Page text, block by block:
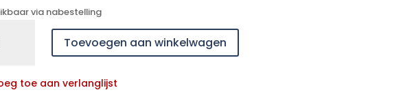
via nabestelling
Toevoegen aan winkelwagen
toe aan verlanglijst